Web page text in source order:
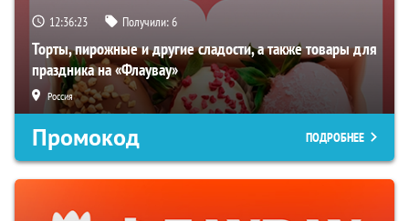
12:36:22 Получили:6
Торты, пирожные и другие сладости, а также товары для
праздника на «Флаувау»
Россия
Промокод ПОДРОБНЕЕ